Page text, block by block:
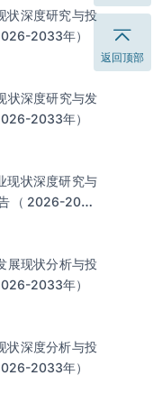
状深度研究与投
2033年）
状深度研究与发
2033年）
现状深度研究与
（2026-2033
展现状分析与投
2033年）
状深度分析与投
2033年）
返回顶部